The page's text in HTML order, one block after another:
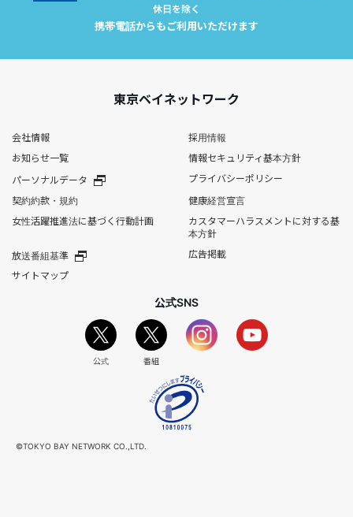
休日を除く
携帯電話からもご利用いただけます
東京ベイネットワーク
会社情報
採用情報
お知らせ一覧
情報セキュリティ基本方針
パーソナルデータ
プライバシーポリシー
契約約款・規約
健康経営宣言
女性活躍推進法に基づく行動計画
カスタマーハラスメントに対する基
本方針
放送番組基準
広告掲載
サイトマップ
公式SNS
公式 番組
©TOKYO BAY NETWORK CO.,LTD.